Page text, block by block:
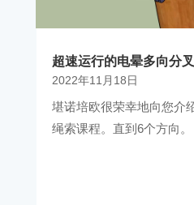
超速运行的电晕多向分叉
2022年11月18日
堪诺培欧很荣幸地向您介
绳索课程。直到6个方向。